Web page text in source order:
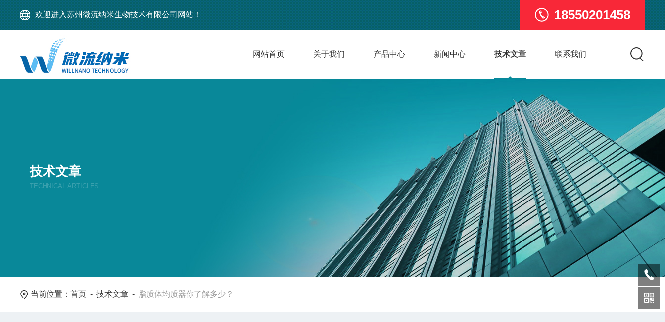
欢迎进入苏州微流纳米生物技术有限公司网站！ 18550201458
网站首页 关于我们 产品中心 新闻中心 技术文章 联系我们
技术文章
TECHNICAL ARTICLES
当前位置：首页 -技术文章 - 脂质体均质器你了解多少？